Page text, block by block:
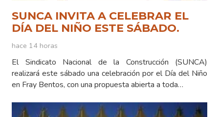
SUNCA INVITA A CELEBRAR EL
DÍA DEL NIÑO ESTE SÁBADO.
hace 14 horas
El Sindicato Nacional de la Construcción (SUNCA)
realizará este sábado una celebración por el Día del Niño
en Fray Bentos, con una propuesta abierta a toda…